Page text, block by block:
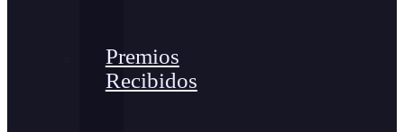
Premios
Recibidos